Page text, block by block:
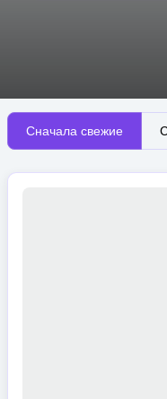
Сначала свежие